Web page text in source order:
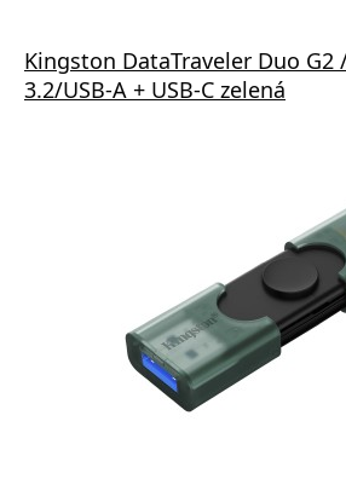
Kingston DataTraveler Duo G2
3.2/USB-A + USB-C zelená